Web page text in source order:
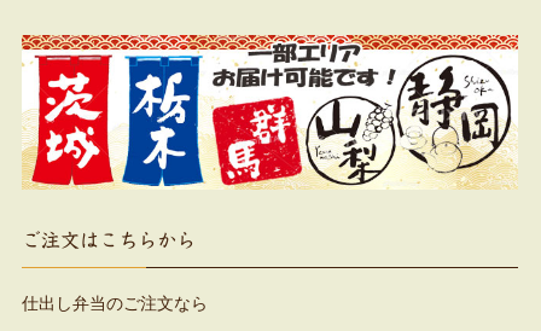
ご注文はこちらから
仕出し弁当のご注文なら